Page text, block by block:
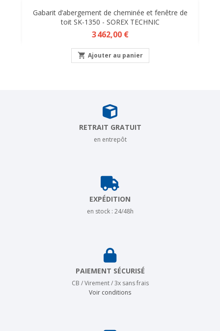
Gabarit d’abergement de cheminée et fenêtre de
toit SK-1350 - SOREX TECHNIC
Prix
3 462,00 €
 Ajouter au panier
RETRAIT GRATUIT
en entrepôt
EXPÉDITION
en stock : 24/48h
PAIEMENT SÉCURISÉ
CB / Virement / 3x sans frais
Voir conditions